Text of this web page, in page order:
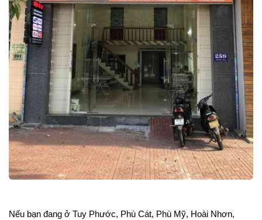
Nếu bạn đang ở Tuy Phước, Phù Cát, Phù Mỹ, Hoài Nhơn,